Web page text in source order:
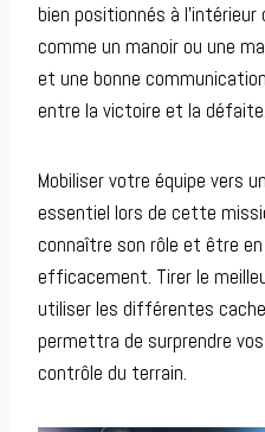
bien positionnés à
comme un manoir ou une
et une bonne
entre la victoire et la défaite.
Mobiliser votre équipe vers
essentiel lors de cette
connaître son rôle et être
efficacement. Tirer le
utiliser les différentes
permettra de surprendre
contrôle du terrain.